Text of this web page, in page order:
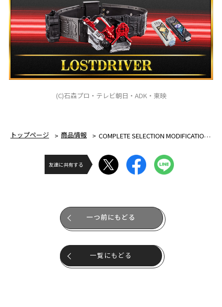
(C)石森プロ・テレビ朝日・ADK・東映
トップページ 商品情報 COMPLETE SELECTION MODIFICATION LOSTDRIVER（コンプリート セレクション モディフィケーション ロストドライバー）
友達に共有する
一つ前にもどる
一覧にもどる